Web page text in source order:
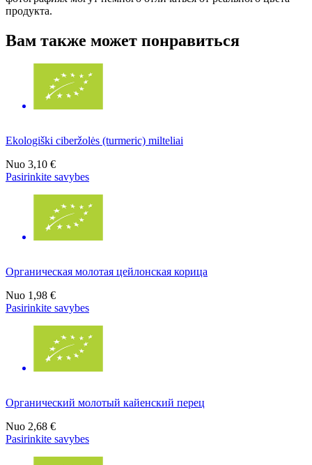
продукта.
Вам также может понравиться
Ekologiški ciberžolės (turmeric) milteliai
Nuo 3,10 €
Pasirinkite savybes
Органическая молотая цейлонская корица
Nuo 1,98 €
Pasirinkite savybes
Органический молотый кайенский перец
Nuo 2,68 €
Pasirinkite savybes